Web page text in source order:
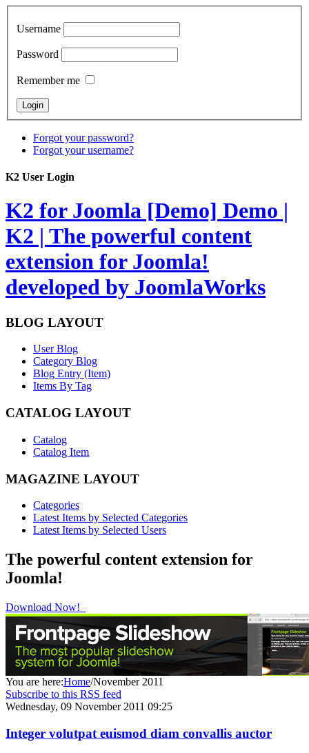
Username
Password
Remember me
Forgot your password?
Forgot your username?
K2 User Login
K2 for Joomla [Demo] Demo |
K2 | The powerful content
extension for Joomla!
developed by JoomlaWorks
BLOG LAYOUT
User Blog
Category Blog
Blog Entry (Item)
Items By Tag
CATALOG LAYOUT
Catalog
Catalog Item
MAGAZINE LAYOUT
Categories
Latest Items by Selected Categories
Latest Items by Selected Users
The powerful content extension for
Joomla!
Download Now!
You are here:Home/November 2011
Subscribe to this RSS feed
Wednesday, 09 November 2011 09:25
Integer volutpat euismod diam convallis auctor